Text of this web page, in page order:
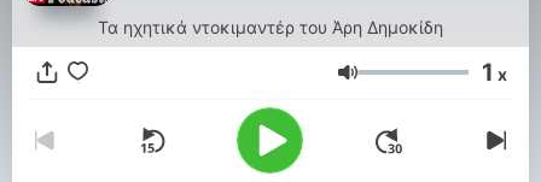
Τα ηχητικά ντοκιμαντέρ του Άρη Δημοκίδη
Volume 1 x